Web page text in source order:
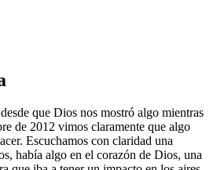
que Dios nos mostró algo mientras
de 2012 vimos claramente que algo
Escuchamos con claridad una
había algo en el corazón de Dios, una